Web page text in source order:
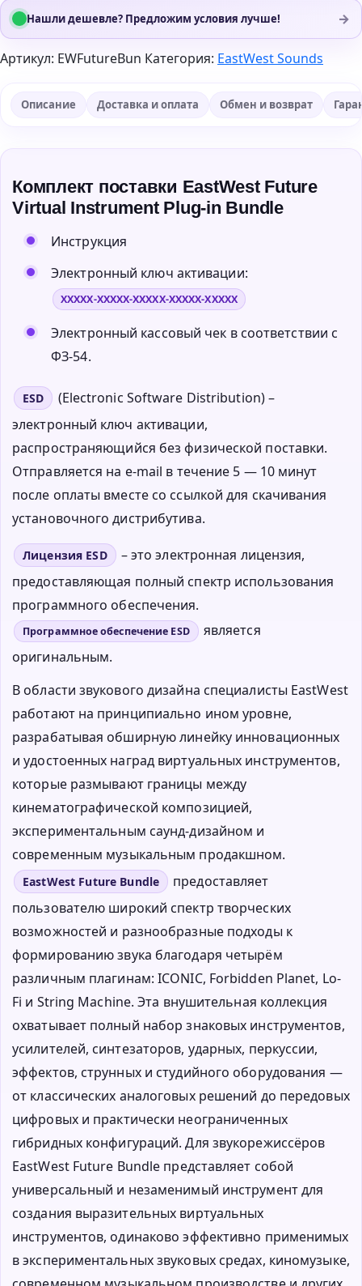
Нашли дешевле? Предложим условия лучше! →
Артикул: EWFutureBun Категория: EastWest Sounds
Описание Доставка и оплата Обмен и возврат
Комплект поставки EastWest Future
Virtual Instrument Plug-in Bundle
Инструкция
Электронный ключ активации:
XXXXX-XXXXX-XXXXX-XXXXX-XXXXX
Электронный кассовый чек в соответствии с
ФЗ-54.
ESD
(Electronic Software Distribution) –
электронный ключ активации,
распространяющийся без физической поставки.
Отправляется на e-mail в течение 5 — 10 минут
после оплаты вместе со ссылкой для скачивания
установочного дистрибутива.
Лицензия ESD
– это электронная лицензия,
предоставляющая полный спектр использования
программного обеспечения.
Программное обеспечение ESD
является
оригинальным.
В области звукового дизайна специалисты EastWest
работают на принципиально ином уровне,
разрабатывая обширную линейку инновационных
и удостоенных наград виртуальных инструментов,
которые размывают границы между
кинематографической композицией,
экспериментальным саунд-дизайном и
современным музыкальным продакшном.
EastWest Future Bundle
предоставляет
пользователю широкий спектр творческих
возможностей и разнообразные подходы к
формированию звука благодаря четырём
различным плагинам: ICONIC, Forbidden Planet, Lo-
Fi и String Machine. Эта внушительная коллекция
охватывает полный набор знаковых инструментов,
усилителей, синтезаторов, ударных, перкуссии,
эффектов, струнных и студийного оборудования —
от классических аналоговых решений до передовых
цифровых и практически неограниченных
гибридных конфигураций. Для звукорежиссёров
EastWest Future Bundle представляет собой
универсальный и незаменимый инструмент для
создания выразительных виртуальных
инструментов, одинаково эффективно применимых
в экспериментальных звуковых средах, киномузыке,